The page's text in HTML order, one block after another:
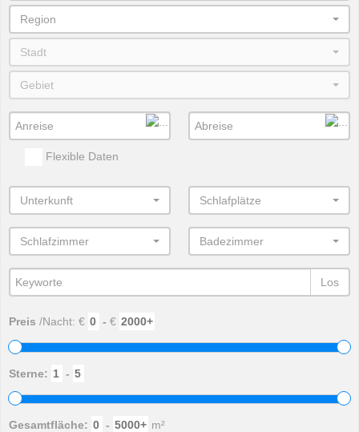
Region
Stadt
Gebiet
Flexible Daten
Unterkunft Schlafplätze
Schlafzimmer Badezimmer
Los
Preis /Nacht: € - €
Sterne: -
Gesamtfläche: - m²